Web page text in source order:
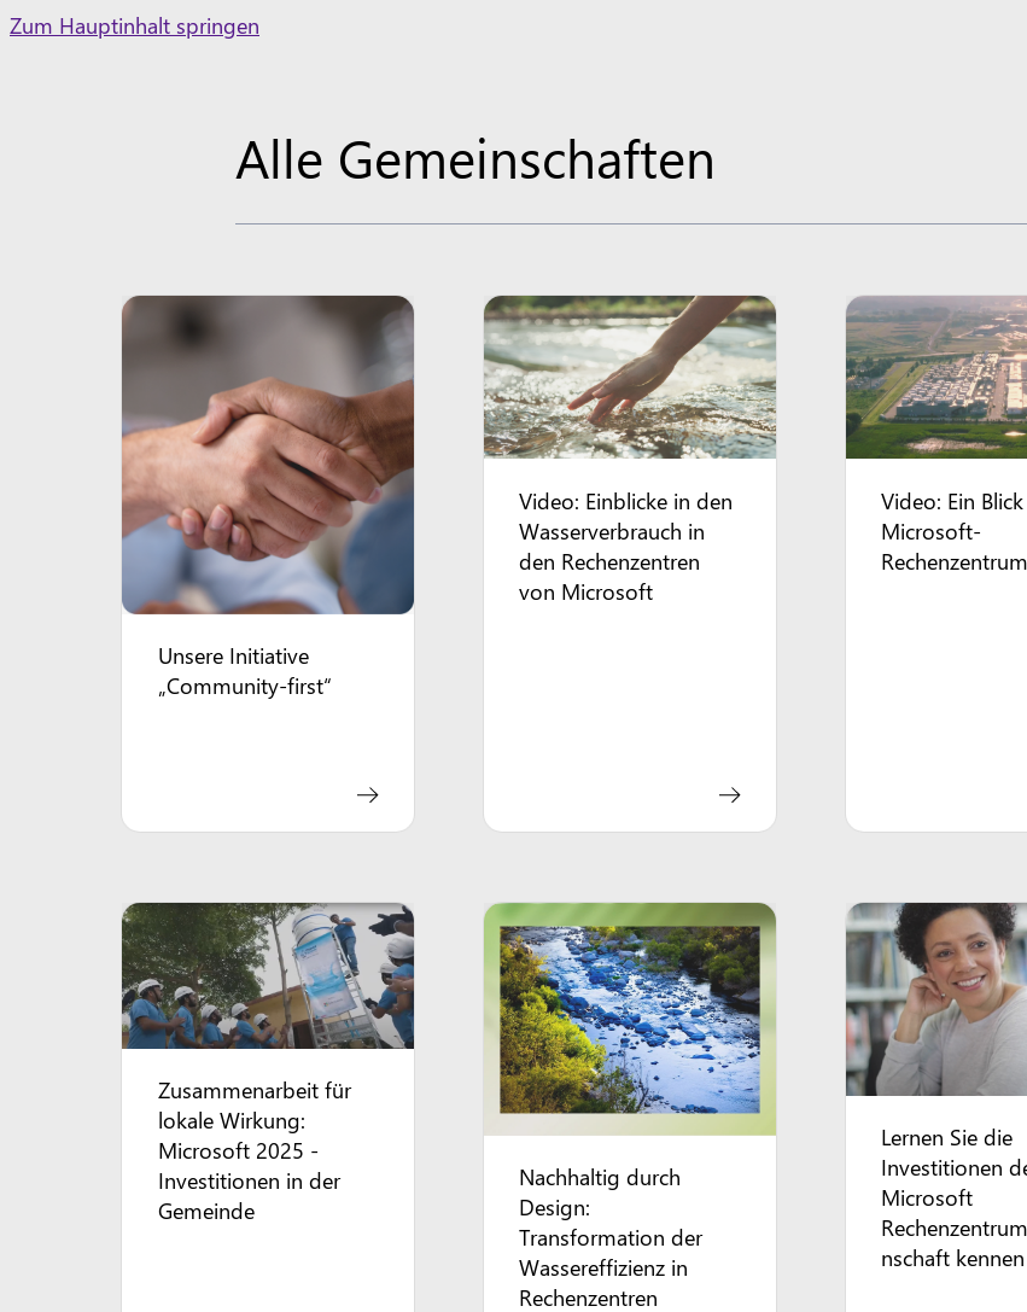
Skip
Zum Hauptinhalt springen
Alle Gemeinschaften
Unsere Initiative
„Community-first“
Video: Einblicke in den
Wasserverbrauch in
den Rechenzentren
von Microsoft
Video: Ein
Microsoft-
Rechenzentrum
Zusammenarbeit für
lokale Wirkung:
Microsoft 2025 -
Investitionen in der
Gemeinde
Nachhaltig durch
Design:
Transformation der
Wassereffizienz in
Rechenzentren
Lernen Sie die
Investitionen
Microsoft
nschaft kennen